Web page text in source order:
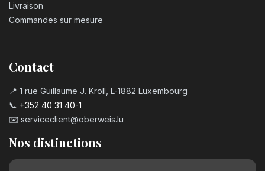
Livraison
Commandes sur mesure
Contact
📍 1 rue Guillaume J. Kroll, L-1882 Luxembourg
📞 +352 40 31 40-1
✉️ serviceclient@oberweis.lu
Nos distinctions